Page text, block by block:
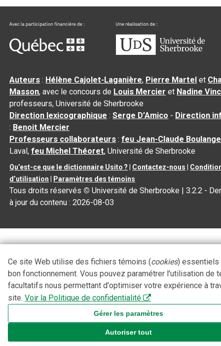
Auteurs : Hélène Cajolet-Laganière, Pierre Martel et
Masson, avec le concours de Louis Mercier et Nadine
professeurs, Université de Sherbrooke
Direction lexicographique :Serge D’Amico - Direction
: Benoit Mercier
Professeurs collaborateurs :feu Jean-Claude
Laval,feu Michel Théoret, Université de Sherbrooke
Qu’est-ce que le dictionnaire Usito ? Contactez-nous
d’utilisation
Paramètres des témoins
Tous droits réservés © Université de Sherbrooke |3.2.2 -
à jour du contenu :2026-08-03
Ce site Web utilise des fichiers témoins (cookies) essentiels
bon fonctionnement. Vous pouvez paramétrer l'utilisation de
facultatifs nous permettant d'optimiser votre expérience à
site. Voir la Politique de confidentialité
Gérer les paramètres
Autoriser tout